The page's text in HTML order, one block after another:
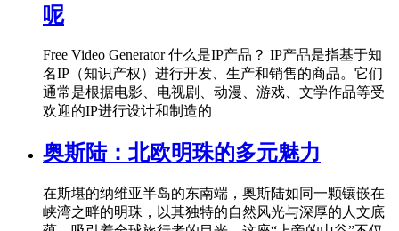
呢
Free Video Generator 什么是IP产品？ IP产品是指基于知
名IP（知识产权）进行开发、生产和销售的商品。它们
通常是根据电影、电视剧、动漫、游戏、文学作品等受
欢迎的IP进行设计和制造的
奥斯陆：北欧明珠的多元魅力
在斯堪的纳维亚半岛的东南端，奥斯陆如同一颗镶嵌在
峡湾之畔的明珠，以其独特的自然风光与深厚的人文底